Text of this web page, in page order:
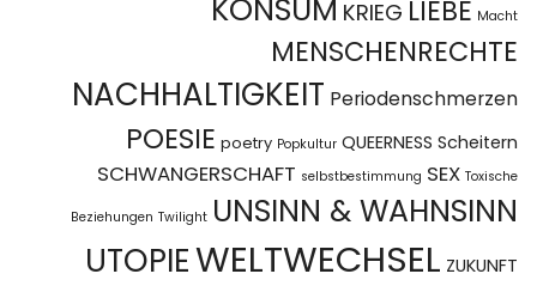
KONSUM KRIEG LIEBE Macht
MENSCHENRECHTE
NACHHALTIGKEIT Periodenschmerzen
POESIE poetry Popkultur QUEERNESS Scheitern
SCHWANGERSCHAFT selbstbestimmung SEX Toxische
Beziehungen Twilight UNSINN & WAHNSINN
UTOPIEWELTWECHSEL ZUKUNFT